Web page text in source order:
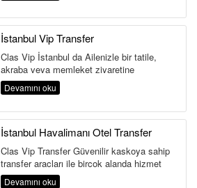
İstanbul Vip Transfer
Clas Vip İstanbul da Ailenizle bir tatile,
akraba veya memleket ziyaretine
gideceğiniz anda günübirlik dahi o...
Devamını oku
İstanbul Havalimanı Otel Transfer
Clas Vip Transfer Güvenilir kaskoya sahip
transfer araçları ile birçok alanda hizmet
veren İsta...
Devamını oku